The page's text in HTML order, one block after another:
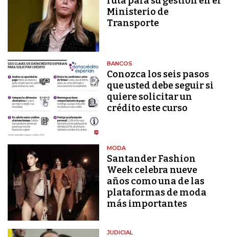
Ministerio de
Transporte
BANCOS
Conozca los seis pasos
que usted debe seguir si
quiere solicitar un
crédito este curso
MODA
Santander Fashion
Week celebra nueve
años como una de las
plataformas de moda
más importantes
JUDICIAL